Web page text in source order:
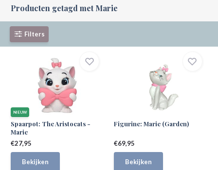
Producten getagd met Marie
Filters
NIEUW
Spaarpot: The Aristocats -
Marie
€27,95
Bekijken
Figurine: Marie (Garden)
€69,95
Bekijken